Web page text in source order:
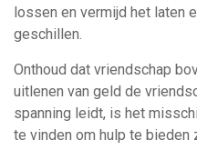
lossen en vermijd het laten
geschillen.
Onthoud dat vriendschap
uitlenen van geld de
spanning leidt, is het
te vinden om hulp te bieden